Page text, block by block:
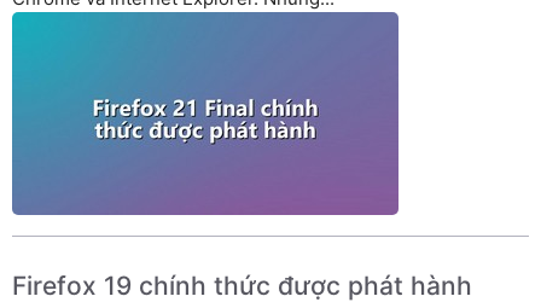
Firefox 19 chính thức được phát hành